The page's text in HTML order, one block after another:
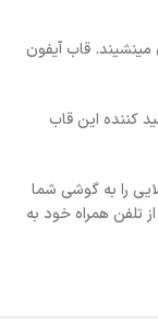
قاب آیفون
کننده این قاب
را به گوشی شما
تلفن همراه خود به